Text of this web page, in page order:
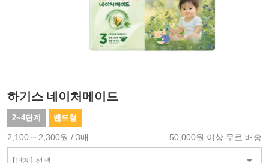
하기스 네이처메이드
2~4단계 밴드형
2,100 ~ 2,300원 / 3매 50,000원 이상 무료 배송